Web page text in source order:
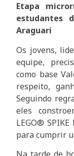
Etapa
estudantes
Araguari
Os jovens,
equipe,
como base
respeito,
Seguindo
eles
LEGO®
para cumprir